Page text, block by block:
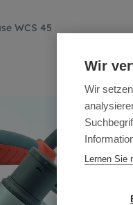
WCS 45
Wir
Wir
Lernen Sie